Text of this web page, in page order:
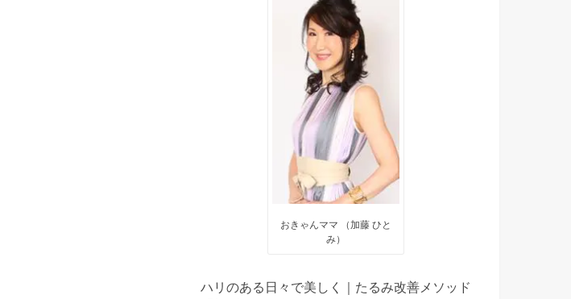
おきゃんママ （加藤 ひと
み）
ハリのある日々で美しく｜たるみ改善メソッド